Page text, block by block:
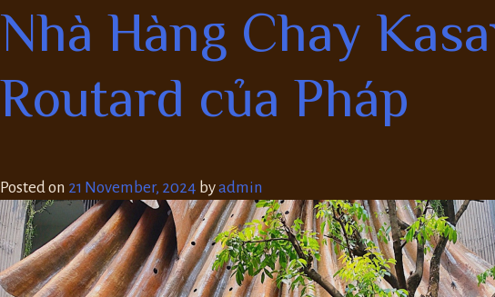
Nhà Hàng Chay
Routard của Pháp
Posted on 21 November, 2024 byadmin